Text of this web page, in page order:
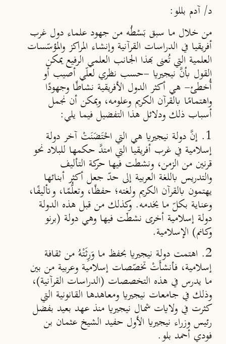
د/ آدم بللو:
من خلال ما سبق بَسْطُه من جهود علماء دول غرب
أفريقيا في الدراسات القرآنية وإنشاء المراكز والمؤسّسات
العلمية التي تُعنى بهذا الجانب العلمي الرفيع يمكن
القول بأنَّ نيجيريا -حسب نظري لعلّي أصيب أو
أُخطئ- هي أكثر الدول الأفريقية نشاطًا وجهودًا
واهتمامًا بالقرآن الكريم وعلومه، ويمكن أن نجمل
أسباب ذلك ودلائل هذا التفضيل فيما يلي:
1. إنَّ دولة نيجيريا هي التي احْتَضَنَتْ آخر دولة
إسلامية في غرب أفريقيا التي امتدَّ حكمها للبلاد نحو
قرنين من الزمن، ونشطت فيها حركة التأليف
والتدريس باللغة العربية إلى حدّ جعل أكثر أبنائها
يهتمون بالقرآن الكريم ولغته؛ حفظًا، وتعلُّمًا، وتأليفًا،
وعناية بكلّ ما يخدمه. وكذلك من قبل هذه الدولة
دولة إسلامية أخرى نشطَت فيها وهي دولة (برنو
وكانم) الإسلامية.
2. اهتمت دولة نيجيريا بحفظ ما وَرِثَتْهُ من ثقافة
إسلامية، فأنشأَتْ تخصّصات إسلامية وعربية من بين
ما يدرس في هذه التخصصات (الدراسات القرآنية)،
وذلك في جامعات نيجيريا ومعاهدها القانونية التي
كثرت في ولايات شمال نيجيريا منذ عهد بعيد بفضل
رئيس وزراء نيجيريا الأول حفيد الشيخ عثمان بن
فودي أحمد بلو.